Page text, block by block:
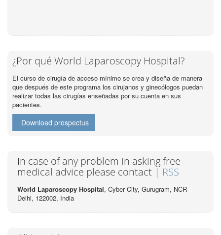
¿Por qué World Laparoscopy Hospital?
El curso de cirugía de acceso mínimo se crea y diseña de manera
que después de este programa los cirujanos y ginecólogos puedan
realizar todas las cirugías enseñadas por su cuenta en sus
pacientes.
Download prospectus
In case of any problem in asking free
medical advice please contact | RSS
World Laparoscopy Hospital, Cyber City, Gurugram, NCR
Delhi, 122002, India